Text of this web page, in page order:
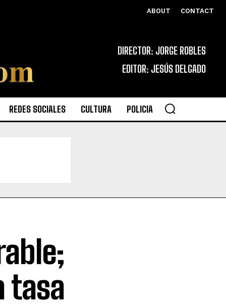
ABOUT CONTACT
DIRECTOR: JORGE ROBLES
EDITOR: JESÚS DELGADO
REDES SOCIALES CULTURA POLICIA
tasa